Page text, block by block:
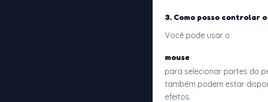
3. Como posso controlar o
Você pode usar o
mouse
para selecionar partes do
também podem estar
efeitos.